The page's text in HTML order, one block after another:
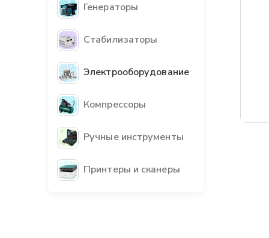
Генераторы
Стабилизаторы
Электрооборудование
Компрессоры
Ручные инструменты
Принтеры и сканеры